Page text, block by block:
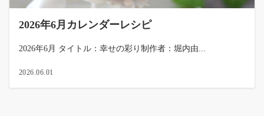
2026年6月カレンダーレシピ
2026年6月 タイトル：幸せの彩り制作者：堀内由...
2026.06.01